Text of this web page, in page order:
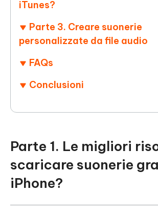
iTunes?
Parte 3. Creare suonerie
personalizzate da file audio
FAQs
Conclusioni
Parte 1. Le migliori
scaricare suonerie
iPhone?